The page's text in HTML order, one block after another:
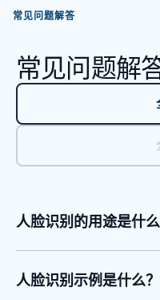
常见问题解答
常见问题解
人脸识别的用途是什么
人脸识别示例是什么？